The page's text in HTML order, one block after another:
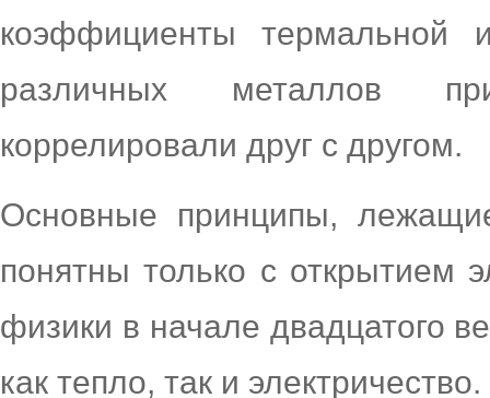
коэффициенты термальной
различных металлов
коррелировали друг с другом.
Основные принципы,
понятны только с открытием
физики в начале двадцатого
как тепло, так и электричество.